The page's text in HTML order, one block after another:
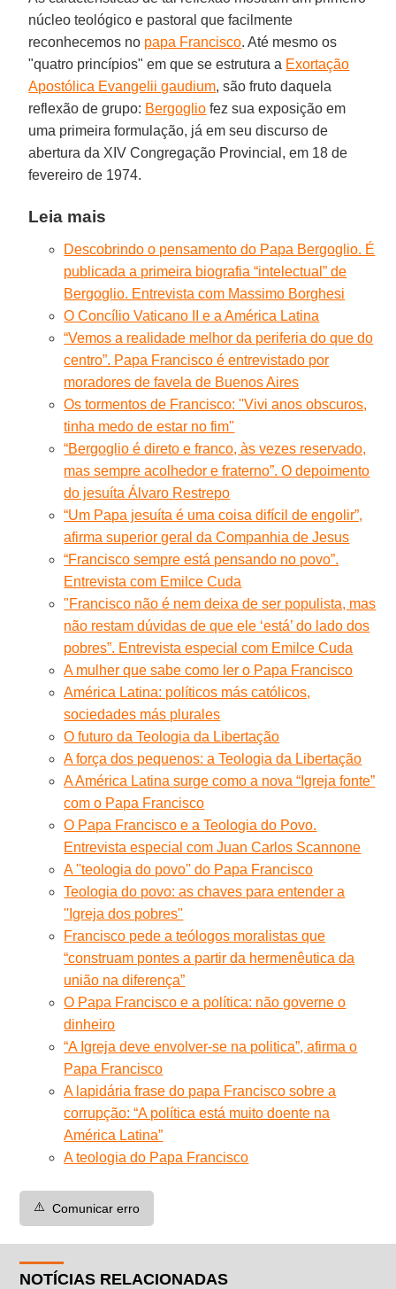
núcleo teológico e pastoral que facilmente
reconhecemos no papa Francisco. Até mesmo os
"quatro princípios" em que se estrutura a Exortação
Apostólica Evangelii gaudium, são fruto daquela
reflexão de grupo: Bergoglio fez sua exposição em
uma primeira formulação, já em seu discurso de
abertura da XIV Congregação Provincial, em 18 de
fevereiro de 1974.
Leia mais
Descobrindo o pensamento do Papa Bergoglio. É
publicada a primeira biografia “intelectual” de
Bergoglio. Entrevista com Massimo Borghesi
O Concílio Vaticano II e a América Latina
“Vemos a realidade melhor da periferia do que do
centro”. Papa Francisco é entrevistado por
moradores de favela de Buenos Aires
Os tormentos de Francisco: ''Vivi anos obscuros,
tinha medo de estar no fim''
“Bergoglio é direto e franco, às vezes reservado,
mas sempre acolhedor e fraterno”. O depoimento
do jesuíta Álvaro Restrepo
“Um Papa jesuíta é uma coisa difícil de engolir”,
afirma superior geral da Companhia de Jesus
“Francisco sempre está pensando no povo”.
Entrevista com Emilce Cuda
"Francisco não é nem deixa de ser populista, mas
não restam dúvidas de que ele ‘está’ do lado dos
pobres”. Entrevista especial com Emilce Cuda
A mulher que sabe como ler o Papa Francisco
América Latina: políticos más católicos,
sociedades más plurales
O futuro da Teologia da Libertação
A força dos pequenos: a Teologia da Libertação
A América Latina surge como a nova “Igreja fonte”
com o Papa Francisco
O Papa Francisco e a Teologia do Povo.
Entrevista especial com Juan Carlos Scannone
A ''teologia do povo'' do Papa Francisco
Teologia do povo: as chaves para entender a
''Igreja dos pobres''
Francisco pede a teólogos moralistas que
“construam pontes a partir da hermenêutica da
união na diferença”
O Papa Francisco e a política: não governe o
dinheiro
“A Igreja deve envolver-se na politica”, afirma o
Papa Francisco
A lapidária frase do papa Francisco sobre a
corrupção: “A política está muito doente na
América Latina”
A teologia do Papa Francisco
⚠️ Comunicar erro
NOTÍCIAS RELACIONADAS